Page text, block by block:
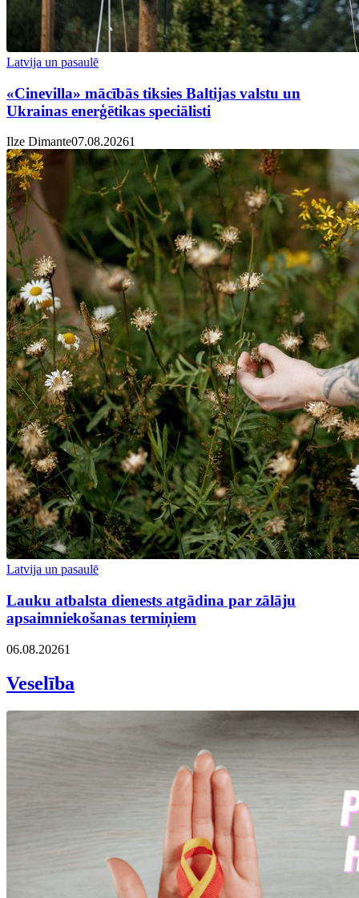
Latvija un pasaulē
«Cinevilla» mācībās tiksies Baltijas valstu un
Ukrainas enerģētikas speciālisti
Ilze Dimante07.08.20261
Latvija un pasaulē
Lauku atbalsta dienests atgādina par zālāju
apsaimniekošanas termiņiem
06.08.20261
Veselība